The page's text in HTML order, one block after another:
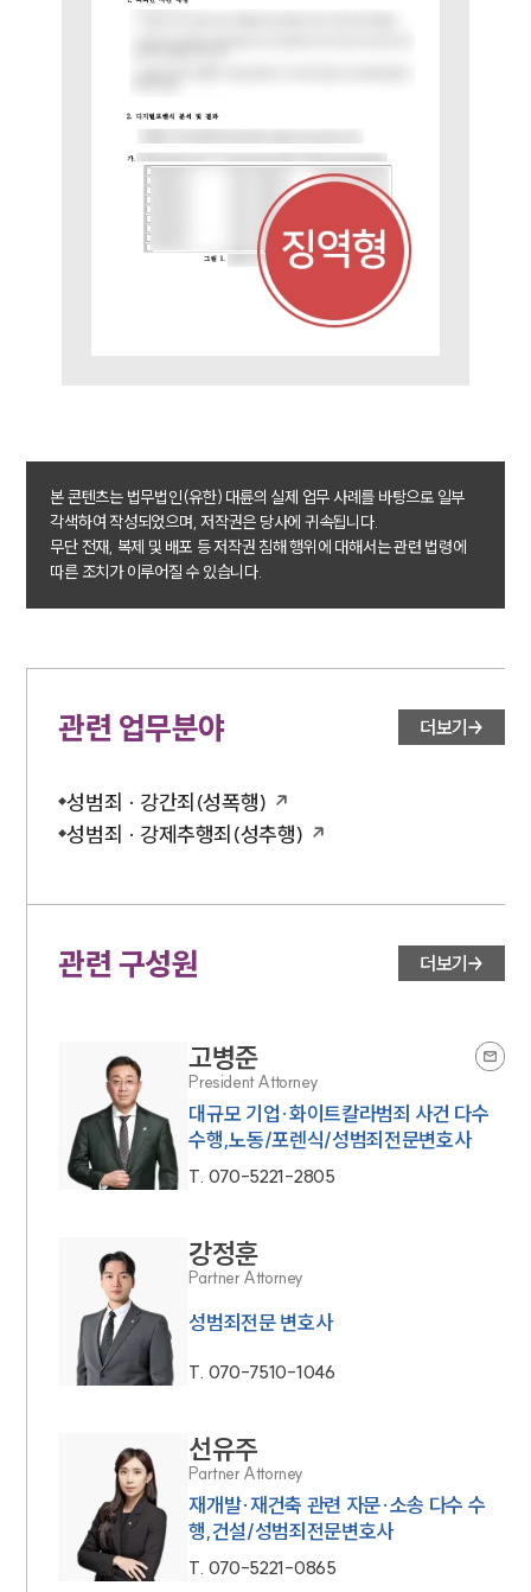
구성원 소개
소식/자료
언론보도
공지사항
법률 블로그
법률서식
뉴스레터/브로슈어
세미나
본 콘텐츠는 법무법인(유한) 대륜의 실제 업무 사례를 바탕으로 일부
각색하여 작성되었으며, 저작권은 당사에 귀속됩니다.
무단 전재, 복제 및 배포 등 저작권 침해 행위에 대해서는 관련 법령에
따른 조치가 이루어질 수 있습니다.
관련 업무분야 더보기
성범죄 · 강간죄(성폭행)
성범죄 · 강제추행죄(성추행)
관련 구성원 더보기
고병준
President Attorney
대규모 기업·화이트칼라범죄 사건 다수
수행,노동/포렌식/성범죄전문변호사
T. 070-5221-2805
강정훈
Partner Attorney
성범죄전문 변호사
T. 070-7510-1046
선유주
Partner Attorney
재개발·재건축 관련 자문·소송 다수 수
행,건설/성범죄전문변호사
T. 070-5221-0865